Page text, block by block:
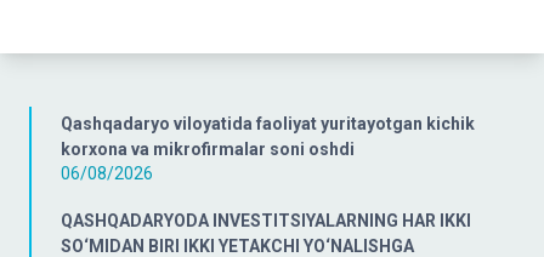
Qashqadaryo viloyatida faoliyat yuritayotgan kichik
korxona va mikrofirmalar soni oshdi
06/08/2026
QASHQADARYODA INVESTITSIYALARNING HAR IKKI
SO‘MIDAN BIRI IKKI YETAKCHI YO‘NALISHGA